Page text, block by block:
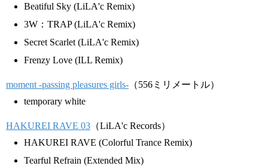
Beatiful Sky (LiLA'c Remix)
3W：TRAP (LiLA'c Remix)
Secret Scarlet (LiLA'c Remix)
Frenzy Love (ILL Remix)
moment -passing pleasures girls- （556ミリメートル）
temporary white
HAKUREI RAVE 03 （LiLA'c Records）
HAKUREI RAVE (Colorful Trance Remix)
Tearful Refrain (Extended Mix)